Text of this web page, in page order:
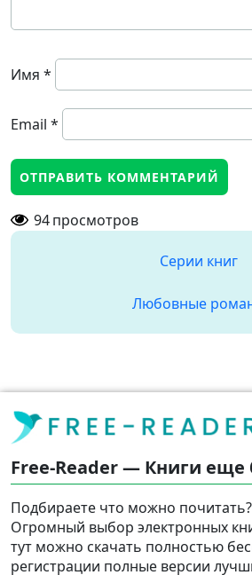
Имя *
Email *
94просмотров
Серии книг
Любовные
Free-Reader — Книги еще
Подбираете что можно почитать?
Огромный выбор электронных
тут можно скачать полностью
регистрации полные версии